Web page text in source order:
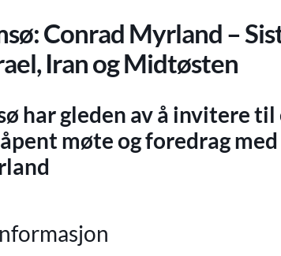
Conrad Myrland –
Iran og Midtøsten
har gleden av å invitere til
møte og foredrag med